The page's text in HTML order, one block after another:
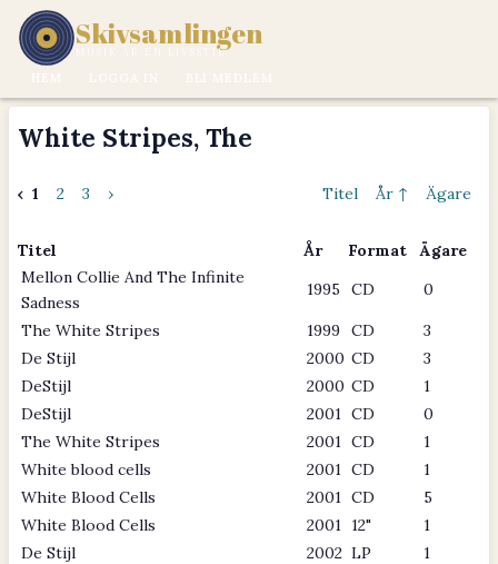
Skivsamlingen
MUSIK ÄR EN LIVSSTIL.
White Stripes, The
‹ 1 2 3 › Titel År ↑ Ägare
Titel År Format
Ägare
Mellon Collie And The Infinite
Sadness
1995 CD 0
The White Stripes 1999 CD
3
De Stijl
2000 CD
3
DeStijl
2000 CD
1
DeStijl
2001 CD
0
The White Stripes
2001 CD
1
White blood cells
2001 CD
1
White Blood Cells
2001 CD
5
White Blood Cells
2001 12"
1
De Stijl
2002 LP
1